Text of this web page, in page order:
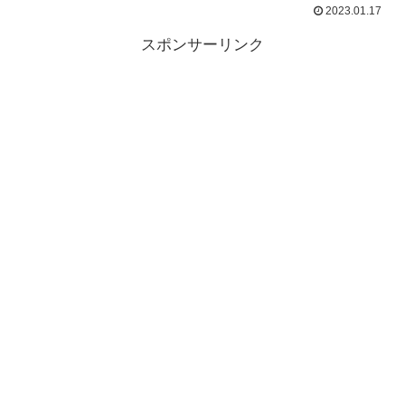
2023.01.17
スポンサーリンク